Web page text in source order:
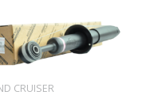
CRUISER